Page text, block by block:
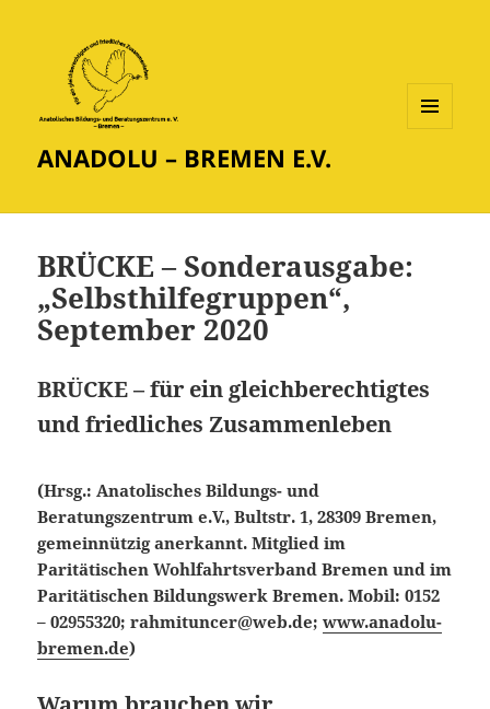
ANADOLU – BREMEN E.V.
BRÜCKE – Sonderausgabe:
„Selbsthilfegruppen“,
September 2020
BRÜCKE – für ein gleichberechtigtes
und friedliches Zusammenleben
(Hrsg.: Anatolisches Bildungs- und
Beratungszentrum e.V., Bultstr. 1, 28309 Bremen,
gemeinnützig anerkannt. Mitglied im
Paritätischen Wohlfahrtsverband Bremen und im
Paritätischen Bildungswerk Bremen. Mobil: 0152
– 02955320; rahmituncer@web.de;www.anadolu-
bremen.de)